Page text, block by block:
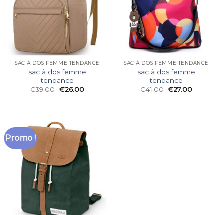
SAC À DOS FEMME TENDANCE
sac à dos femme
tendance
€39.00 €26.00
SAC À DOS FEMME TENDANCE
sac à dos femme
tendance
€41.00 €27.00
Promo !